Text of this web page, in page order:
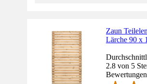
Zaun
Lärche 90 x
2.8 von 5